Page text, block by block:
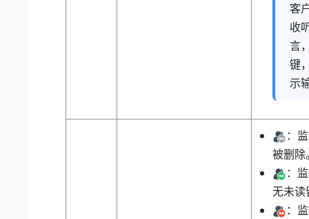
客
收
言
键
示
：
被删除
：
无未读
：